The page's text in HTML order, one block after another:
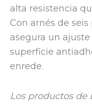
alta resistencia
Con arnés de
asegura un ajuste
superficie
enrede.
Los productos de